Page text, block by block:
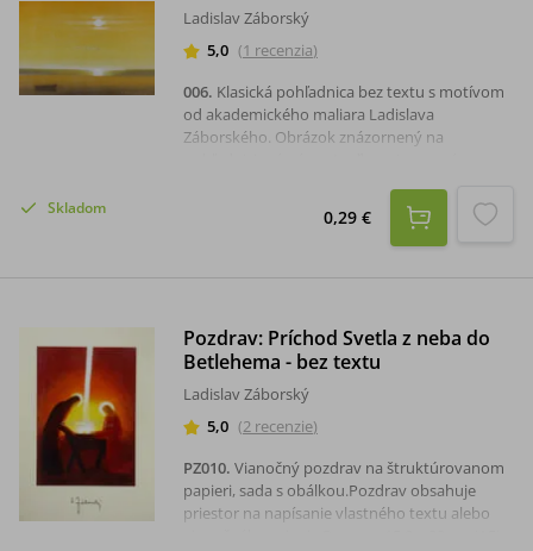
Ladislav Záborský
5,0 (1 recenzia)
006. Klasická pohľadnica bez textu s motívom
od akademického maliara Ladislava
Záborského. Obrázok znázornený na
Skladom 0,29 €
Pozdrav: Príchod Svetla z neba do
Betlehema - bez textu
Ladislav Záborský
5,0 (2 recenzie)
PZ010. Vianočný pozdrav na štruktúrovanom
papieri, sada s obálkou.Pozdrav obsahuje
priestor na napísanie vlastného textu alebo